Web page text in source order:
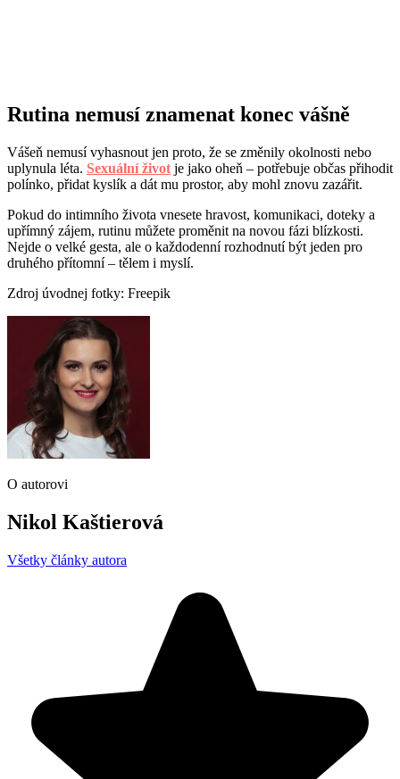
Rutina nemusí znamenat konec vášně
Vášeň nemusí vyhasnout jen proto, že se změnily okolnosti nebo
uplynula léta. Sexuální život je jako oheň – potřebuje občas přihodit
polínko, přidat kyslík a dát mu prostor, aby mohl znovu zazářit.
Pokud do intimního života vnesete hravost, komunikaci, doteky a
upřímný zájem, rutinu můžete proměnit na novou fázi blízkosti.
Nejde o velké gesta, ale o každodenní rozhodnutí být jeden pro
druhého přítomní – tělem i myslí.
Zdroj úvodnej fotky: Freepik
O autorovi
Nikol Kaštierová
Všetky články autora